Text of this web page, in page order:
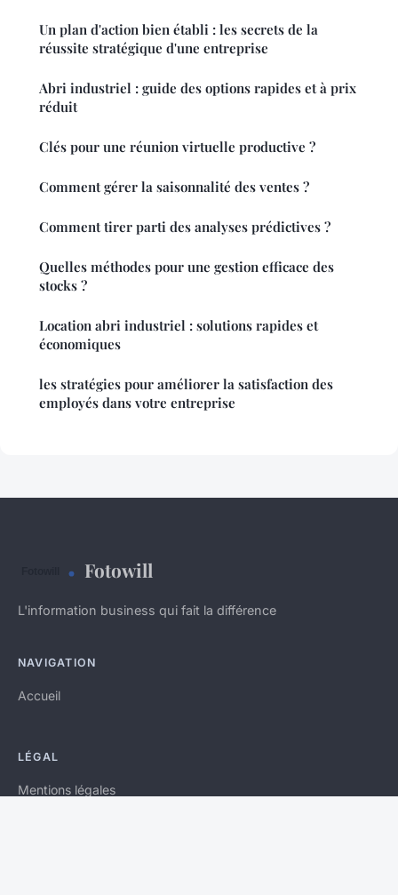
Un plan d'action bien établi : les secrets de la
réussite stratégique d'une entreprise
Abri industriel : guide des options rapides et à prix
réduit
Clés pour une réunion virtuelle productive ?
Comment gérer la saisonnalité des ventes ?
Comment tirer parti des analyses prédictives ?
Quelles méthodes pour une gestion efficace des
stocks ?
Location abri industriel : solutions rapides et
économiques
les stratégies pour améliorer la satisfaction des
employés dans votre entreprise
Fotowill
L'information business qui fait la différence
NAVIGATION
Accueil
LÉGAL
Mentions légales